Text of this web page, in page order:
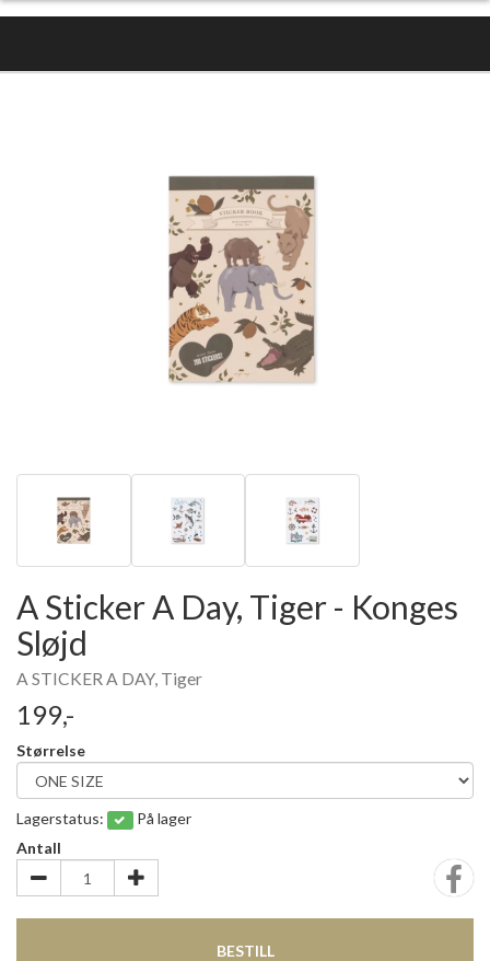
A Sticker A Day, Tiger - Konges
Sløjd
A STICKER A DAY, Tiger
199,-
Størrelse
Lagerstatus:
På lager
Antall
BESTILL